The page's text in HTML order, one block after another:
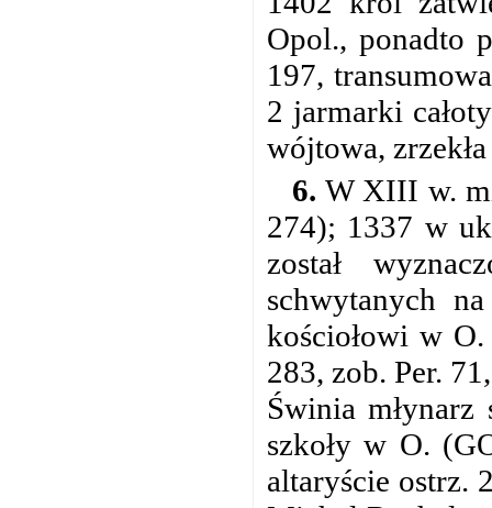
Opol., ponadto
197,
2 jarmarki
wójtowa,
6. W XIII w.
274); 1337 w
został
schwytanych
kościołowi w
283, zob. Per.
Świnia
szkoły w O.
altaryście ostrz.